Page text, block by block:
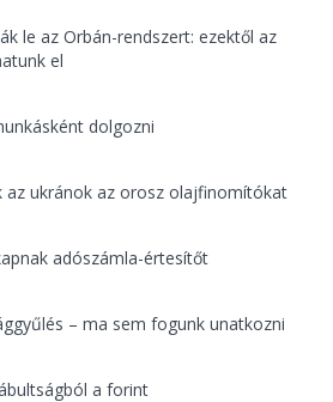
le az Orbán-rendszert: ezektől az
el
dolgozni
az ukránok az orosz olajfinomítókat
adószámla-értesítőt
– ma sem fogunk unatkozni
a forint